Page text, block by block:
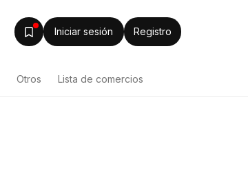
Iniciar sesión Registro
Otros Lista de comercios